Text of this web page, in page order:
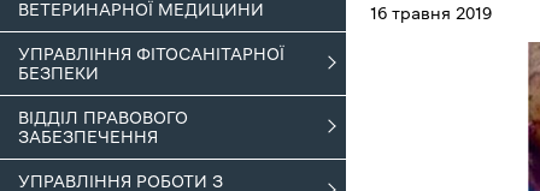
ВЕТЕРИНАРНОЇ МЕДИЦИНИ
УПРАВЛІННЯ ФІТОСАНІТАРНОЇ
БЕЗПЕКИ
ВІДДІЛ ПРАВОВОГО
ЗАБЕЗПЕЧЕННЯ
УПРАВЛІННЯ РОБОТИ З
16 травня 2019